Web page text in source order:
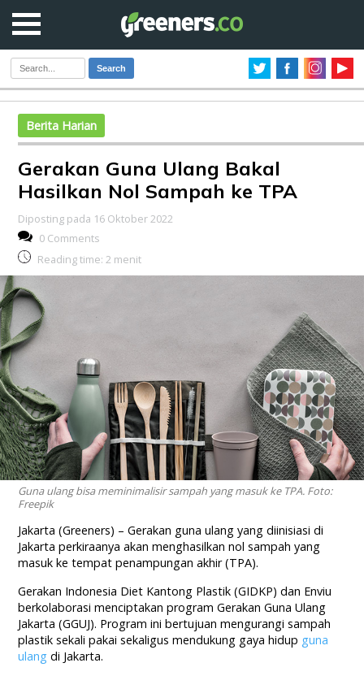
Search
Berita Harian
Gerakan Guna Ulang Bakal
Hasilkan Nol Sampah ke TPA
Diposting pada 16 Oktober 2022
0 Comments
Reading time: 2 menit
Guna ulang bisa meminimalisir sampah yang masuk ke TPA. Foto:
Freepik
Jakarta (Greeners) – Gerakan guna ulang yang diinisiasi di
Jakarta perkiraanya akan menghasilkan nol sampah yang
masuk ke tempat penampungan akhir (TPA).
Gerakan Indonesia Diet Kantong Plastik (GIDKP) dan Enviu
berkolaborasi menciptakan program Gerakan Guna Ulang
Jakarta (GGUJ). Program ini bertujuan mengurangi sampah
plastik sekali pakai sekaligus mendukung gaya hidup guna
ulang di Jakarta.